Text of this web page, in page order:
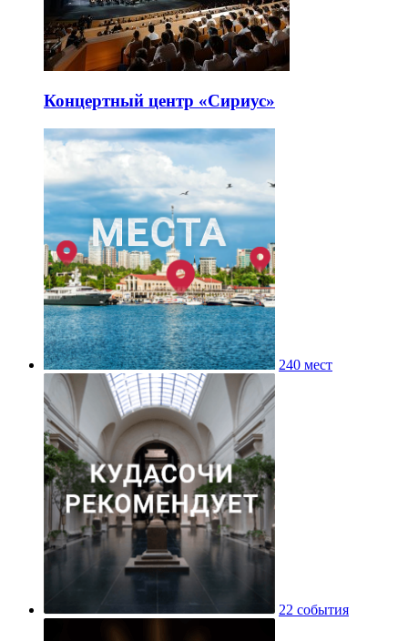
Концертный центр «Сириус»
240 мест
22 события